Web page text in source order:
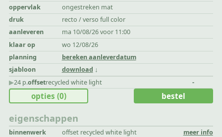
oppervlak
ongestreken mat
druk
recto / verso full color
aanleveren
ma 10/08/26 voor 11:00
klaar op
wo 12/08/26
planning
bereken aanleverdatum
sjabloon
download
▶︎24 p.offsetrecycled white light -
eigenschappen
binnenwerk offset recycled white light
meer info
opties (0) bestel